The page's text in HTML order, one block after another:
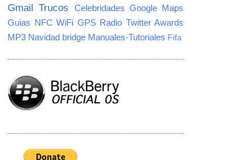
Gmail Trucos Celebridades Google Maps
Guias NFC WiFi GPS Radio Twitter Awards
MP3 Navidad bridge Manuales-Tutoriales Fifa